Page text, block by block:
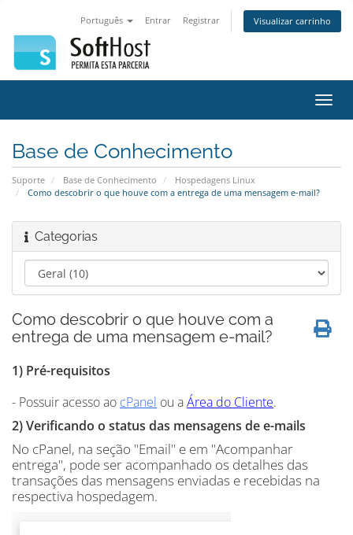
Português Entrar Registrar Visualizar carrinho
Base de Conhecimento
Suporte Base de Conhecimento
Hospedagens Linux
Como descobrir o que houve com a entrega de uma mensagem e-mail?
Categorias
Como descobrir o que houve com a
entrega de uma mensagem e-mail?
1) Pré-requisitos
- Possuir acesso ao cPanel ou aÁrea do Cliente.
2) Verificando o status das mensagens de e-mails
No cPanel, na seção "Email" e em "Acompanhar
entrega", pode ser acompanhado os detalhes das
transações das mensagens enviadas e recebidas na
respectiva hospedagem.